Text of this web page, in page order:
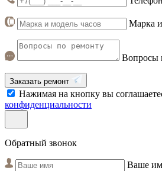
Марка
Вопросы
Заказать ремонт
Нажимая на кнопку вы
конфиденциальности
Обратный звонок
Ваше